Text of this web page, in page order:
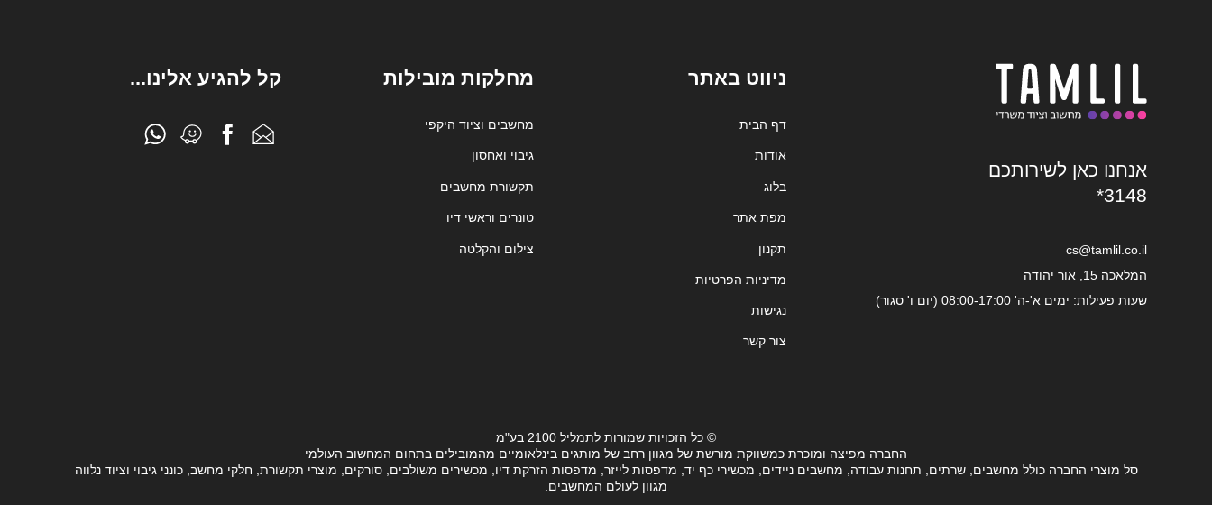
אנחנו כאן לשירותכם
*3148
cs@tamlil.co.il
המלאכה 15, אור יהודה
שעות פעילות: ימים א'-ה' 08:00-17:00 (יום ו' סגור)
ניווט באתר
דף הבית
אודות
בלוג
מפת אתר
תקנון
מדיניות הפרטיות
נגישות
צור קשר
מחלקות מובילות
מחשבים וציוד היקפי
גיבוי ואחסון
תקשורת מחשבים
טונרים וראשי דיו
צילום והקלטה
קל להגיע אלינו...
© כל הזכויות שמורות לתמליל 2100 בע"מ
החברה מפיצה ומוכרת כמשווקת מורשת של מגוון רחב של מותגים בינלאומיים מהמובילים בתחום המחשוב העולמי
סל מוצרי החברה כולל מחשבים, שרתים, תחנות עבודה, מחשבים ניידים, מכשירי כף יד, מדפסות לייזר, מדפסות הזרקת דיו, מכשירים משולבים, סורקים, מוצרי תקשורת, חלקי מחשב, כונני גיבוי וציוד נלווה
מגוון לעולם המחשבים.